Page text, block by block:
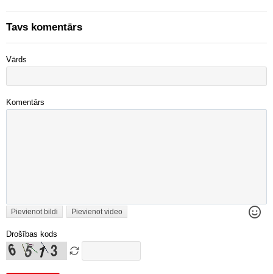
Tavs komentārs
Vārds
Komentārs
Pievienot bildi Pievienot video
Drošības kods